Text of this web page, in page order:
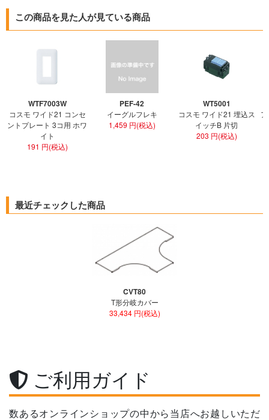
この商品を見た人が見ている商品
WTF7003W
コスモ ワイド21 コンセ
ントプレート 3コ用 ホワ
イト
191 円(税込)
PEF-42
イーグルフレキ
1,459 円(税込)
WT5001
コスモ ワイド21 埋込ス
イッチB 片切
203 円(税込)
最近チェックした商品
CVT80
T形分岐カバー
33,434 円(税込)
ご利用ガイド
数あるオンラインショップの中から当店へお越しいただ